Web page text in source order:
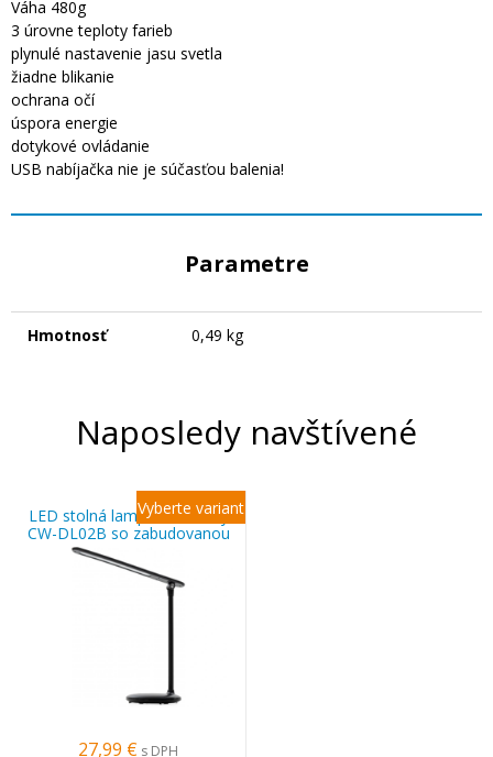
Váha 480g
3 úrovne teploty farieb
plynulé nastavenie jasu svetla
žiadne blikanie
ochrana očí
úspora energie
dotykové ovládanie
USB nabíjačka nie je súčasťou balenia!
Parametre
Hmotnosť 0,49 kg
Naposledy navštívené
LED stolná lampa ColorWay
CW-DL02B so zabudovanou
batériou
27,99 € s DPH
Vyberte variant